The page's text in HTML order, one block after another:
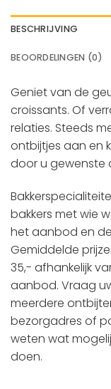
BESCHRIJVING
BEOORDELINGEN (0)
Geniet van de
croissants. Of
relaties. Steeds
ontbijtjes aan en
door u gewenste
bakkers met wie
het aanbod en
Gemiddelde
35,- afhankelijk
aanbod. Vraag
meerdere
bezorgadres of
weten wat
doen.